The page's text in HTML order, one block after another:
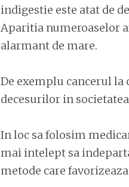
indigestie este atat de
Aparitia numeroaselor
alarmant de mare.
De exemplu cancerul la
decesurilor in
In loc sa folosim
mai intelept sa
metode care